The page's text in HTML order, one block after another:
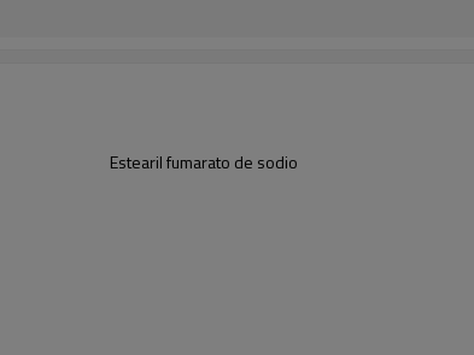
Estearil fumarato de sodio